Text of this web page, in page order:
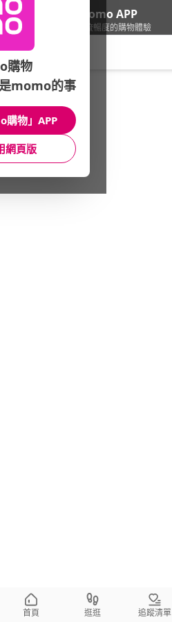
下載momo APP
給你3倍流暢度的購物體驗
車/自行車/自行車零/組件
館長推薦 月銷量
首頁 逛逛 追蹤清單
購物
momo的事
購物」APP
網頁版